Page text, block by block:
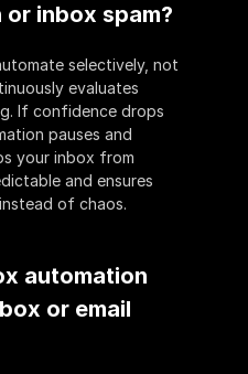
inbox spam?
selectively, not
evaluates
If confidence drops
pauses and
your inbox from
and ensures
of chaos.
automation
or email